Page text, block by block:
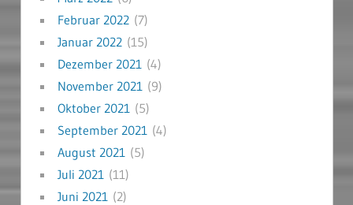
Februar 2022(7)
Januar 2022(15)
Dezember 2021 (4)
November 2021 (9)
Oktober 2021 (5)
September 2021 (4)
August 2021 (5)
Juli 2021 (11)
Juni 2021 (2)